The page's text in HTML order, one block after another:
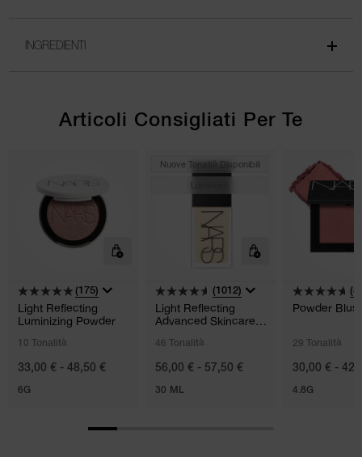
INGREDIENTI
Articoli Consigliati Per Te
(175)
Light Reflecting
Luminizing Powder
10 Tonalità
33,00 € - 48,50 €
6G
Nuove Tonalità Disponibili
Luminoso
(1012)
Light Reflecting
Advanced Skincare
46 Tonalità
56,00 € - 57,50 €
30 ML
Powder
29 Tonalità
30,00 € -
4.8G